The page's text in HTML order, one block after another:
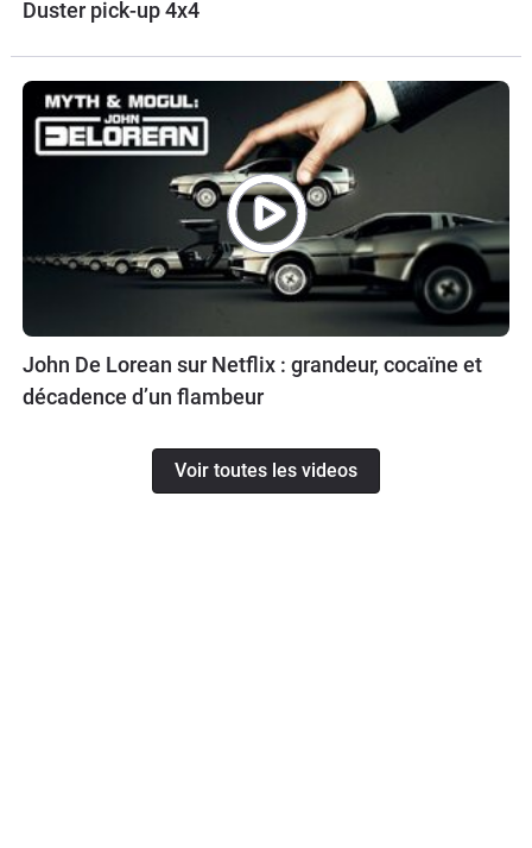
Duster pick-up 4x4
John De Lorean sur Netflix : grandeur, cocaïne et
décadence d’un flambeur
Voir toutes les videos